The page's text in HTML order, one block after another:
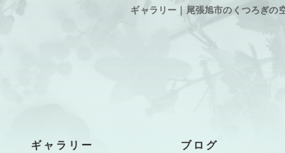
ギャラリー｜尾張旭市のくつろぎの
ギャラリー ブログ